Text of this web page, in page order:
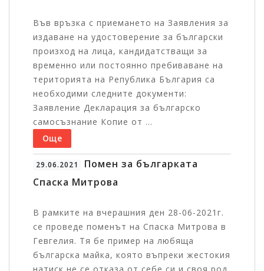
Във връзка с приемането на Заявления за
издаване на удостоверение за български
произход на лица, кандидатстващи за
временно или постоянно пребиваване на
територията на Република България са
необходими следните документи:
Заявление Декларация за българско
самосъзнание Копие от ...
Още
29.06.2021
Помен за българката
Спаска Митрова
В рамките на вчерашния ден 28-06-2021г.
се проведе поменът на Спаска Митрова в
Гевгелия. Тя бе пример на любяща
българска майка, която въпреки жестокия